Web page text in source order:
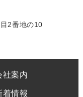
2番地の10
社案内
着情報